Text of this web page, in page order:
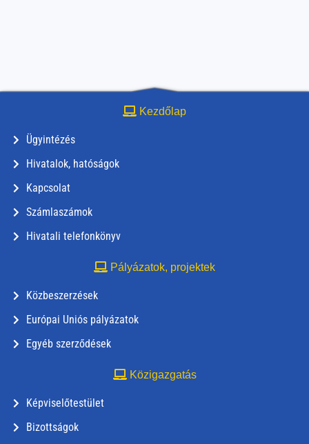
Kezdőlap
Ügyintézés
Hivatalok, hatóságok
Kapcsolat
Számlaszámok
Hivatali telefonkönyv
Pályázatok, projektek
Közbeszerzések
Európai Uniós pályázatok
Egyéb szerződések
Közigazgatás
Képviselőtestület
Bizottságok